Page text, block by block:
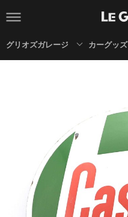
グリオズガレージ カーグッズ